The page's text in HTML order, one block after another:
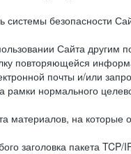
системы безопасности
Сайта другим
повторяющейся
почты и/или
рамки нормального
материалов, на
заголовка пакета